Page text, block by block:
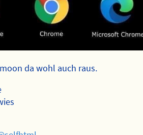
da wohl auch raus.